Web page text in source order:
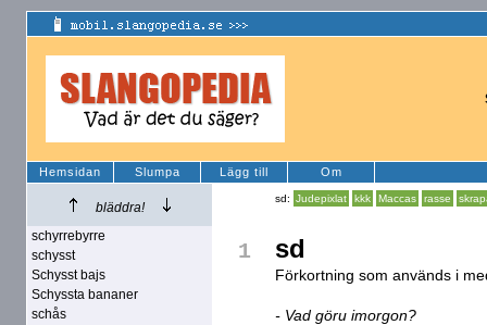
Hemsidan Slumpa Lägg till Om
bläddra!
schyrrebyrre
schysst
Schysst bajs
Schyssta bananer
schås
sd: Judepixlat kkk Maccas rasse
1 sd
Förkortning som används i
- Vad göru imorgon?